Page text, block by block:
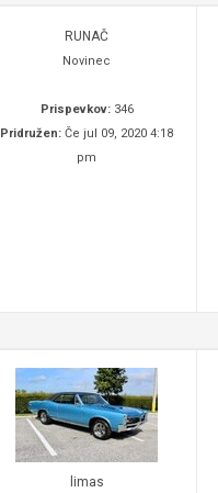
RUNAČ
Novinec
Prispevkov:346
Pridružen: Če jul 09, 2020 4:18
pm
limas